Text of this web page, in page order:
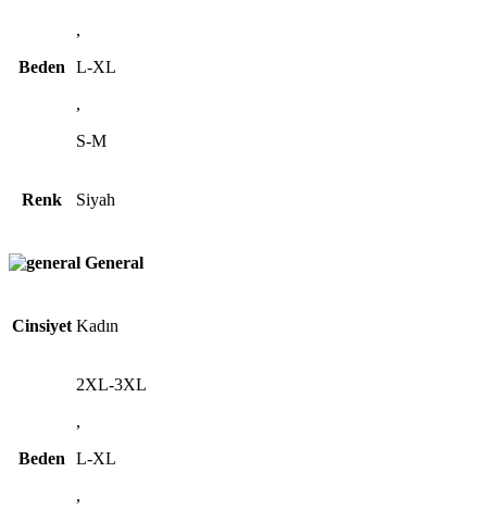
Beden
,
L-XL
,
S-M
Renk Siyah
General
Cinsiyet Kadın
Beden
2XL-3XL
,
L-XL
,